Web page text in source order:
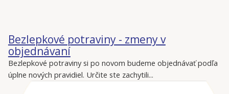
Bezlepkové potraviny - zmeny v
objednávaní
Bezlepkové potraviny si po novom budeme objednávať podľa
úplne nových pravidiel. Určite ste zachytili...